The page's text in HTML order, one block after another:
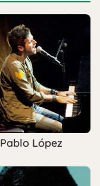
Pablo López